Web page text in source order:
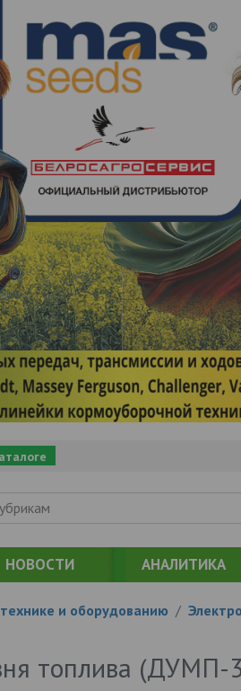
НОВОСТИ АНАЛИТИКА
и оборудованию /
топлива (ДУМП-